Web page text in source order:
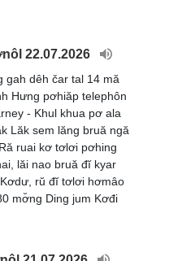
22.07.2026
gah dêh čar tal 14 mă
Hưng pơhiăp telephôn
- Khul khua pơ ala
Lăk sem lăng bruă ngă
ruai kơ tơlơi pơhing
lăi nao bruă đĭ kyar
rŭ đĭ tơlơi hơmâo
mơ̆ng Ding jum Kơđi